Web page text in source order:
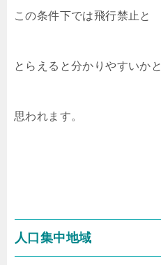
この条件下では飛行禁止と
とらえると分かりやすいかと
思われます。
人口集中地域